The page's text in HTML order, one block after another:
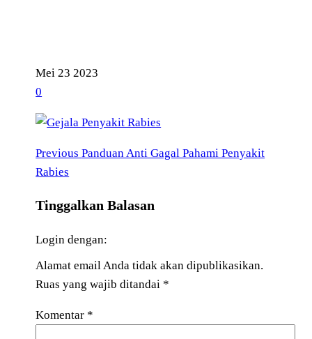
Mei 23 2023
0
Navigasi
pos
Previous
Post
Previous Panduan Anti Gagal Pahami Penyakit
Rabies
Tinggalkan Balasan
Login dengan:
Alamat email Anda tidak akan dipublikasikan.
Ruas yang wajib ditandai *
Komentar *